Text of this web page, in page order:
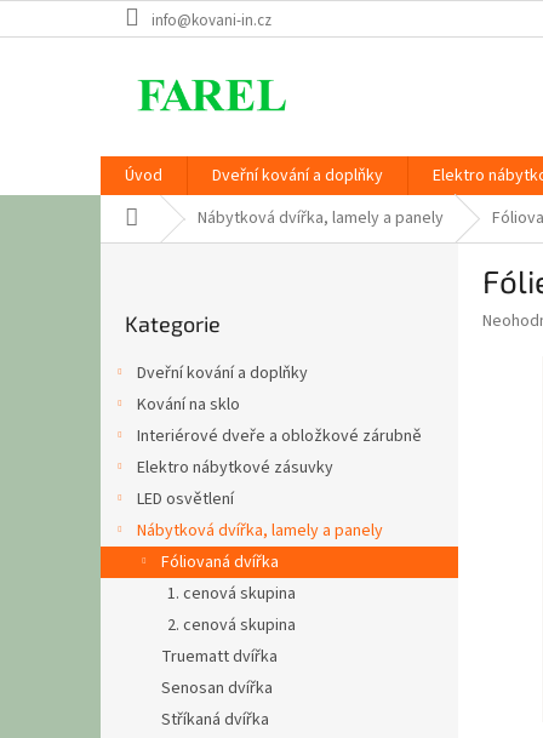
na
info@kovani-in.cz
Úvod Dveřní kování a doplňky Elektro
Domů Nábytková dvířka, lamely a panely
n
e
kategorie
Kategorie
Dveřní kování a doplňky
Kování na sklo
Interiérové dveře a obložkové zárubně
Elektro nábytkové zásuvky
LED osvětlení
Nábytková dvířka, lamely a panely
Fóliovaná dvířka
1. cenová skupina
2. cenová skupina
Truematt dvířka
Senosan dvířka
Stříkaná dvířka